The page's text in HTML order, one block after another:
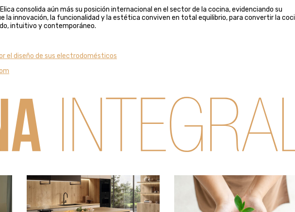
consolida aún más su posición internacional en el sector de la cocina, evidenciando su
la innovación, la funcionalidad y la estética conviven en total equilibrio, para convertir la
intuitivo y contemporáneo.
el diseño de sus electrodomésticos